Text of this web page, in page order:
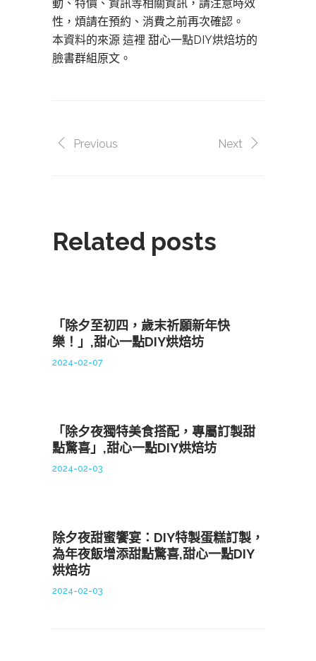
動、特價、資訊等相關資訊，請注意時效
性，煩請在預約、消費之前再次確認。
本資料的來源 這裡 甜心一點DIY烘焙坊的
臉書群組原文。
Previous Next
Related posts
「除夕至初四，歲末祈願新年快
樂！」,甜心一點DIY烘焙坊
2024-02-07
「除夕夜獨特美食搭配，專屬訂製甜
點驚喜」,甜心一點DIY烘焙坊
2024-02-03
除夕夜甜蜜饗宴：DIY特製蛋糕訂製，
為年夜飯增添甜點驚喜,甜心一點DIY
烘焙坊
2024-02-03